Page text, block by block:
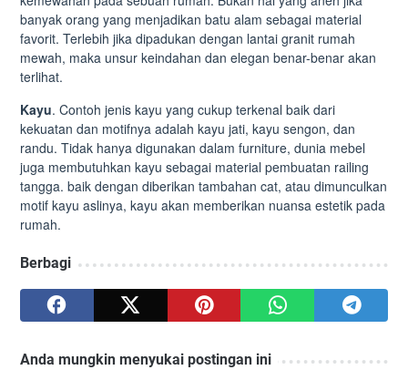
banyak orang yang menjadikan batu alam sebagai material
favorit. Terlebih jika dipadukan dengan lantai granit rumah
mewah, maka unsur keindahan dan elegan benar-benar akan
terlihat.
Kayu. Contoh jenis kayu yang cukup terkenal baik dari
kekuatan dan motifnya adalah kayu jati, kayu sengon, dan
randu. Tidak hanya digunakan dalam furniture, dunia mebel
juga membutuhkan kayu sebagai material pembuatan railing
tangga. baik dengan diberikan tambahan cat, atau dimunculkan
motif kayu aslinya, kayu akan memberikan nuansa estetik pada
rumah.
Berbagi
Anda mungkin menyukai postingan ini